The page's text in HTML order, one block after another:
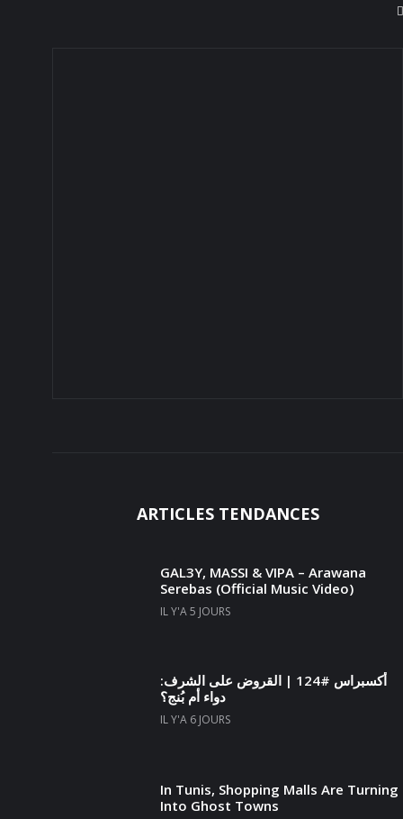
ARTICLES TENDANCES
GAL3Y, MASSI & VIPA – Arawana
Serebas (Official Music Video)
IL Y'A 5 JOURS
أكسبراس #124 | القروض على الشرف:
دواء أم بُنج؟
IL Y'A 6 JOURS
In Tunis, Shopping Malls Are Turning
Into Ghost Towns